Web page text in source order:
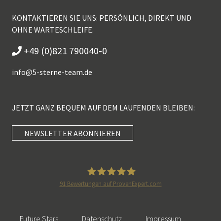
KONTAKTIEREN SIE UNS: PERSÖNLICH, DIREKT UND
OHNE WARTESCHLEIFE.
+49 (0)821 790040-0
info@5-sterne-team.de
JETZT GANZ BEQUEM AUF DEM LAUFENDEN BLEIBEN:
NEWSLETTER ABONNIEREN
91 Bewertungen auf ProvenExpert.com
Future Stars Datenschutz Impressum
SEHR GUT